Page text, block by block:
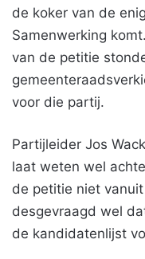
de koker van de
Samenwerking
van de petitie
voor die partij.
Partijleider Jos
laat weten wel
de petitie niet
desgevraagd wel
de kandidatenlijst